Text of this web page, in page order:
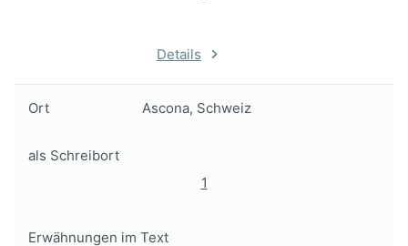
Details
Ort Ascona, Schweiz
als Schreibort
1
Erwähnungen im Text